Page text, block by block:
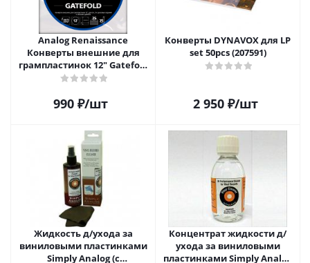
Analog Renaissance
Конверты внешние для
грампластинок 12" Gatefold
(25 шт)
990 ₽/шт
Конверты DYNAVOX для LP
set 50pcs (207591)
2 950₽/шт
Жидкость д/ухода за
виниловыми пластинками
Simply Analog (с
Концентрат жидкости д/
ухода за виниловыми
пластинками Simply Analog